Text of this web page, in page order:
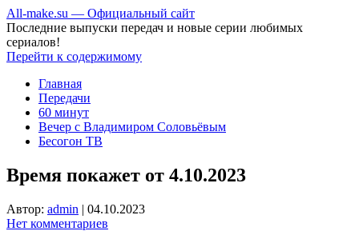
All-make.su — Официальный сайт
Последние выпуски передач и новые серии любимых
сериалов!
Перейти к содержимому
Главная
Передачи
60 минут
Вечер с Владимиром Соловьёвым
Бесогон ТВ
Время покажет от 4.10.2023
Автор: admin | 04.10.2023
Нет комментариев